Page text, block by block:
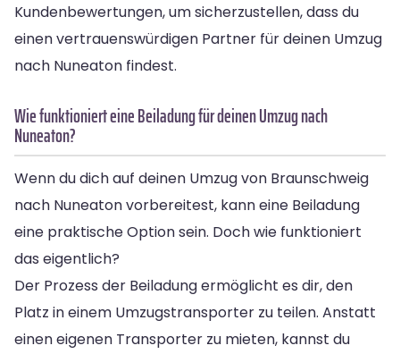
Kundenbewertungen, um sicherzustellen, dass du
einen vertrauenswürdigen Partner für deinen Umzug
nach Nuneaton findest.
Wie funktioniert eine Beiladung für deinen Umzug nach
Nuneaton?
Wenn du dich auf deinen Umzug von Braunschweig
nach Nuneaton vorbereitest, kann eine Beiladung
eine praktische Option sein. Doch wie funktioniert
das eigentlich?
Der Prozess der Beiladung ermöglicht es dir, den
Platz in einem Umzugstransporter zu teilen. Anstatt
einen eigenen Transporter zu mieten, kannst du